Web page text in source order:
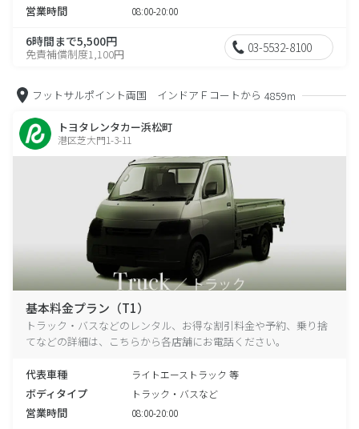
営業時間 08:00-20:00
6時間まで5,500円
免責補償制度1,100円 03-5532-8100
フットサルポイント両国 インドアＦコートから 4859m
トヨタレンタカー浜松町
港区芝大門1-3-11
基本料金プラン（T1）
トラック・バスなどのレンタル、お得な割引料金や予約、乗り捨
てなどの詳細は、こちらから各店舗にお電話ください。
代表車種 ライトエーストラック 等
ボディタイプ トラック・バスなど
営業時間 08:00-20:00